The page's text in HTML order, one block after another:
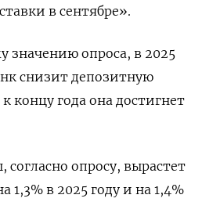
в сентябре».
значению опроса, в 2025
снизит депозитную
концу года она достигнет
опросу, вырастет
1,3% в 2025 году и на 1,4%